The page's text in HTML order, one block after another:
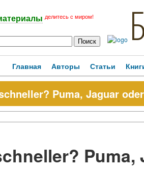
делитесь с миром!
Главная Авторы Статьи
Puma, Jaguar